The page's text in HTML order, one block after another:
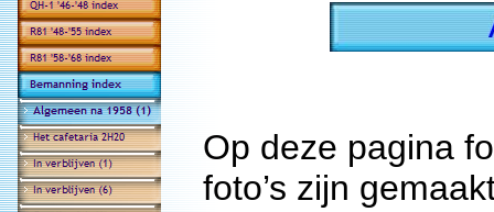
Op deze pagina
foto’s zijn